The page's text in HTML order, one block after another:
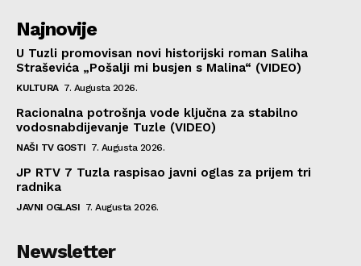
Najnovije
U Tuzli promovisan novi historijski roman Saliha
Straševića „Pošalji mi busjen s Malina“ (VIDEO)
KULTURA 7. Augusta 2026.
Racionalna potrošnja vode ključna za stabilno
vodosnabdijevanje Tuzle (VIDEO)
NAŠI TV GOSTI 7. Augusta 2026.
JP RTV 7 Tuzla raspisao javni oglas za prijem tri
radnika
JAVNI OGLASI 7. Augusta 2026.
Newsletter